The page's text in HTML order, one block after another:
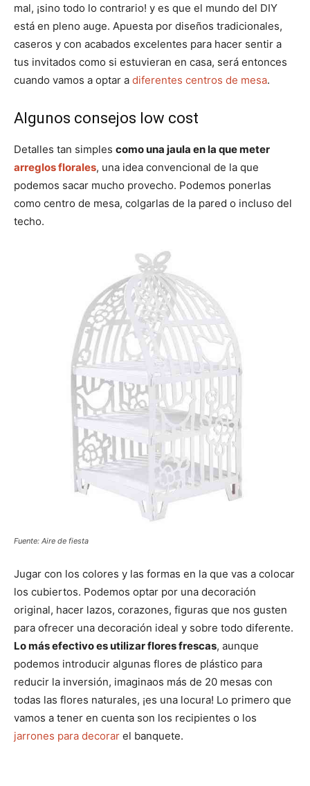
mal, ¡sino todo lo contrario! y es que el mundo del DIY
está en pleno auge. Apuesta por diseños tradicionales,
caseros y con acabados excelentes para hacer sentir a
tus invitados como si estuvieran en casa, será entonces
cuando vamos a optar a diferentes centros de mesa.
Algunos consejos low cost
Detalles tan simples como una jaula en la que meter
arreglos florales, una idea convencional de la que
podemos sacar mucho provecho. Podemos ponerlas
como centro de mesa, colgarlas de la pared o incluso del
techo.
Fuente: Aire de fiesta
Jugar con los colores y las formas en la que vas a colocar
los cubiertos. Podemos optar por una decoración
original, hacer lazos, corazones, figuras que nos gusten
para ofrecer una decoración ideal y sobre todo diferente.
Lo más efectivo es utilizar flores frescas, aunque
podemos introducir algunas flores de plástico para
reducir la inversión, imaginaos más de 20 mesas con
todas las flores naturales, ¡es una locura! Lo primero que
vamos a tener en cuenta son los recipientes o los
jarrones para decorar el banquete.